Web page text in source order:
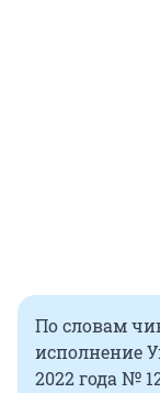
По словам
исполнение
2022 года №